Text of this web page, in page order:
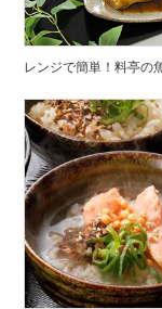
レンジで簡単！料亭の